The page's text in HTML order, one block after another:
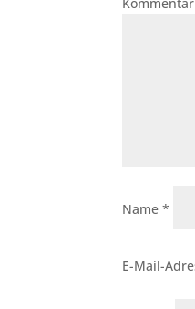
Name*
E-Mail-